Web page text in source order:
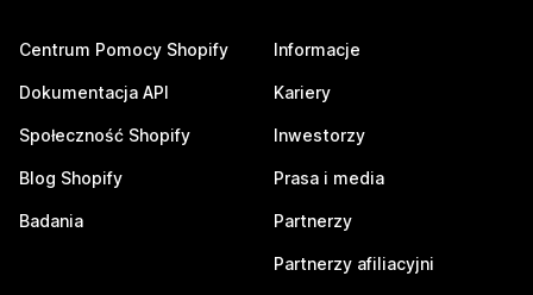
Centrum Pomocy Shopify
Dokumentacja API
Społeczność Shopify
Blog Shopify
Badania
Informacje
Kariery
Inwestorzy
Prasa i media
Partnerzy
Partnerzy afiliacyjni